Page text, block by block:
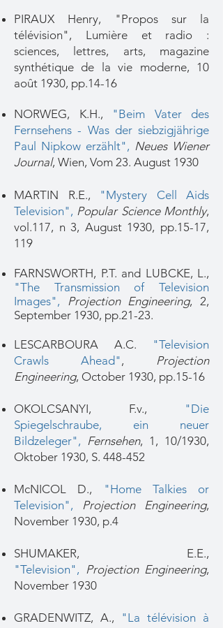
PIRAUX Henry,
"Propos sur la
télévision",
Lumière et radio :
sciences, lettres, arts, magazine
synthétique de la vie moderne, 10
août 1930, pp.14-16
NORWEG, K.H., "Beim Vater des
Fernsehens - Was der siebzigjährige
Paul Nipkow erzählt" , Neues Wiener
Journal, Wien, Vom 23. August 1930
MARTIN R.E., "Mystery Cell Aids
Television", Popular Science Monthly,
vol.117, n 3, August 1930, pp.15-17,
119
FARNSWORTH, P.T. and LUBCKE, L.,
"The Transmission of Television
Images" , Projection Engineering, 2,
September 1930, pp.21-23.
LESCARBOURA A.C. "Television
Crawls Ahead" , Projection
Engineering, October 1930, pp.15-16
OKOLCSANYI, F.v., "Die
Spiegelschraube, ein neuer
Bildzeleger" , Fernsehen, 1, 10/1930,
Oktober 1930, S. 448-452
McNICOL D.,
"Home Talkies or
Television" , Projection Engineering,
November 1930, p.4
SHUMAKER, E.E.,
"Television" , Projection Engineering,
November 1930
GRADENWITZ, A., "La télévision à